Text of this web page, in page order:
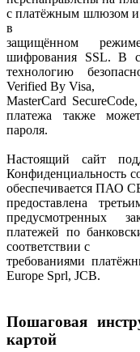
с платёжным шлюзом и
в
защищённом
шифрования SSL. В
технологию
Verified By Visa,
MasterCard
платежа также
пароля.
Настоящий сайт
Конфиденциальность
обеспечивается ПАО
предоставлена
предусмотренных
платежей по
соответствии с
требованиями
Europe Sprl, JCB.
Пошаговая
картой